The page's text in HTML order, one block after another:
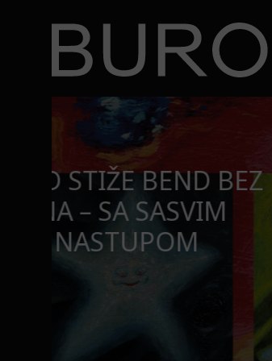
BURO.
KNJIGE
TRI KNJIGE
ČITA NA PLAŽI
Tri knjige koje Valentina Bakti čita